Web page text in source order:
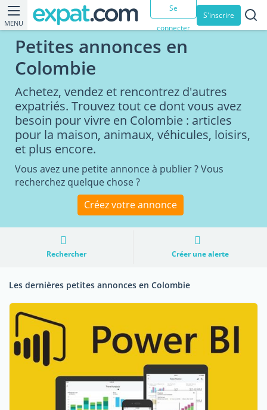
MENU
Se
connecter
S'inscrire
Petites annonces en
Colombie
Achetez, vendez et rencontrez d'autres
expatriés. Trouvez tout ce dont vous avez
besoin pour vivre en Colombie : articles
pour la maison, animaux, véhicules, loisirs,
et plus encore.
Vous avez une petite annonce à publier ? Vous
recherchez quelque chose ?
Créez votre annonce
Rechercher Créer une alerte
Les dernières petites annonces en Colombie